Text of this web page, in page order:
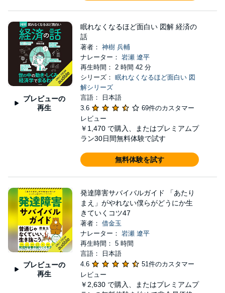
プレビューの
再生
眠れなくなるほど面白い 図解 経済の
話
著者： 神樹 兵輔
ナレーター： 岩瀬 遼平
再生時間： 2 時間 42 分
シリーズ： 眠れなくなるほど面白い 図
解シリーズ
言語： 日本語
3.6
69件のカスタマー
レビュー
￥1,470 で購入、またはプレミアムプ
ラン30日間無料体験で試す
無料体験を試す
プレビューの
再生
発達障害サバイバルガイド 「あたり
まえ」がやれない僕らがどうにか生
きていくコツ47
著者： 借金玉
ナレーター： 岩瀬 遼平
再生時間： 5 時間
言語： 日本語
4.6
51件のカスタマー
レビュー
￥2,630 で購入、またはプレミアムプ